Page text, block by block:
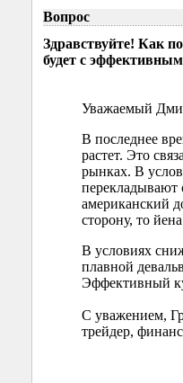
Вопрос
Здравствуйте! Как
будет с
Уважаемый
В последнее
растет. Это
рынках. В
перекладывают
американский
сторону, то
В условиях
плавной
Эффективный
С уважением,
трейдер,